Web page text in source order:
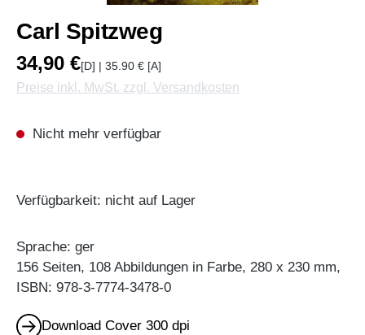
Carl Spitzweg
34,90 €[D] | 35.90 € [A]
Preise inkl. MwSt. zzgl. Versandkosten
Nicht mehr verfügbar
Verfügbarkeit: nicht auf Lager
Sprache: ger
156 Seiten, 108 Abbildungen in Farbe, 280 x 230 mm,
ISBN: 978-3-7774-3478-0
Download Cover 300 dpi